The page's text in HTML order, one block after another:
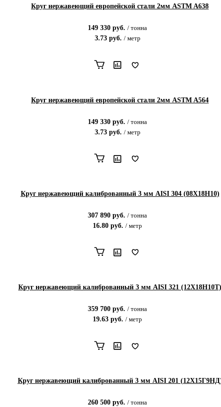
Круг нержавеющий европейской стали 2мм ASTM A638
149 330 руб. / тонна
3.73руб. / метр
Круг нержавеющий европейской стали 2мм ASTM A564
149 330 руб. / тонна
3.73руб. / метр
Круг нержавеющий калиброванный 3 мм AISI 304 (08Х18Н10)
307 890 руб. / тонна
16.80 руб. / метр
Круг нержавеющий калиброванный 3 мм AISI 321 (12Х18Н10Т)
359 700 руб. / тонна
19.63 руб. / метр
Круг нержавеющий калиброванный 3 мм AISI 201
260 500 руб. / тонна